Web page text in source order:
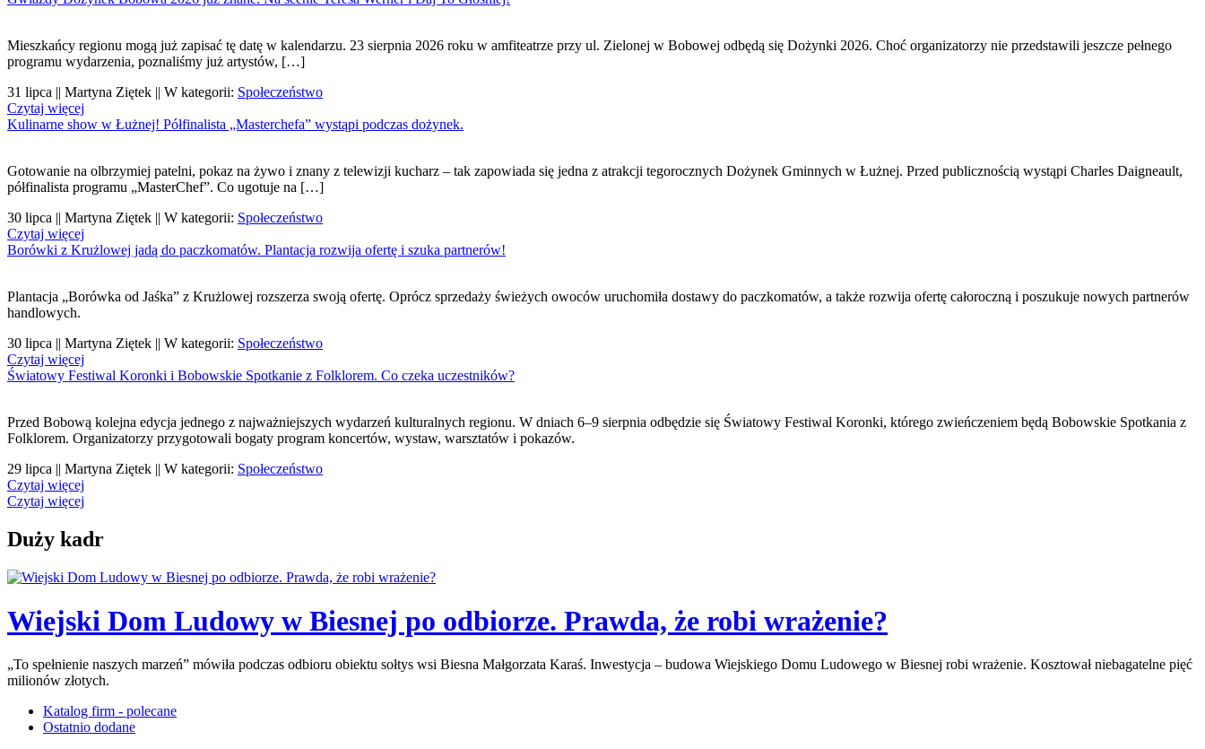
Mieszkańcy regionu mogą już zapisać tę datę w kalendarzu. 23 sierpnia 2026 roku w amfiteatrze przy ul. Zielonej w Bobowej odbędą się Dożynki 2026. Choć organizatorzy nie przedstawili jeszcze pełnego
programu wydarzenia, poznaliśmy już artystów, […]
31 lipca || Martyna Ziętek || W kategorii: Społeczeństwo
Czytaj więcej
Kulinarne show w Łużnej! Półfinalista „Masterchefa” wystąpi podczas dożynek.
Gotowanie na olbrzymiej patelni, pokaz na żywo i znany z telewizji kucharz – tak zapowiada się jedna z atrakcji tegorocznych Dożynek Gminnych w Łużnej. Przed publicznością wystąpi Charles Daigneault,
półfinalista programu „MasterChef”. Co ugotuje na […]
30 lipca || Martyna Ziętek || W kategorii: Społeczeństwo
Czytaj więcej
Borówki z Krużlowej jadą do paczkomatów. Plantacja rozwija ofertę i szuka partnerów!
Plantacja „Borówka od Jaśka” z Krużlowej rozszerza swoją ofertę. Oprócz sprzedaży świeżych owoców uruchomiła dostawy do paczkomatów, a także rozwija ofertę całoroczną i poszukuje nowych partnerów
handlowych.
30 lipca || Martyna Ziętek || W kategorii: Społeczeństwo
Czytaj więcej
Światowy Festiwal Koronki i Bobowskie Spotkanie z Folklorem. Co czeka uczestników?
Przed Bobową kolejna edycja jednego z najważniejszych wydarzeń kulturalnych regionu. W dniach 6–9 sierpnia odbędzie się Światowy Festiwal Koronki, którego zwieńczeniem będą Bobowskie Spotkania z
Folklorem. Organizatorzy przygotowali bogaty program koncertów, wystaw, warsztatów i pokazów.
29 lipca || Martyna Ziętek || W kategorii: Społeczeństwo
Czytaj więcej
Czytaj więcej
Duży kadr
Wiejski Dom Ludowy w Biesnej po odbiorze. Prawda, że robi wrażenie?
„To spełnienie naszych marzeń” mówiła podczas odbioru obiektu sołtys wsi Biesna Małgorzata Karaś. Inwestycja – budowa Wiejskiego Domu Ludowego w Biesnej robi wrażenie. Kosztował niebagatelne pięć
milionów złotych.
Katalog firm - polecane
Ostatnio dodane